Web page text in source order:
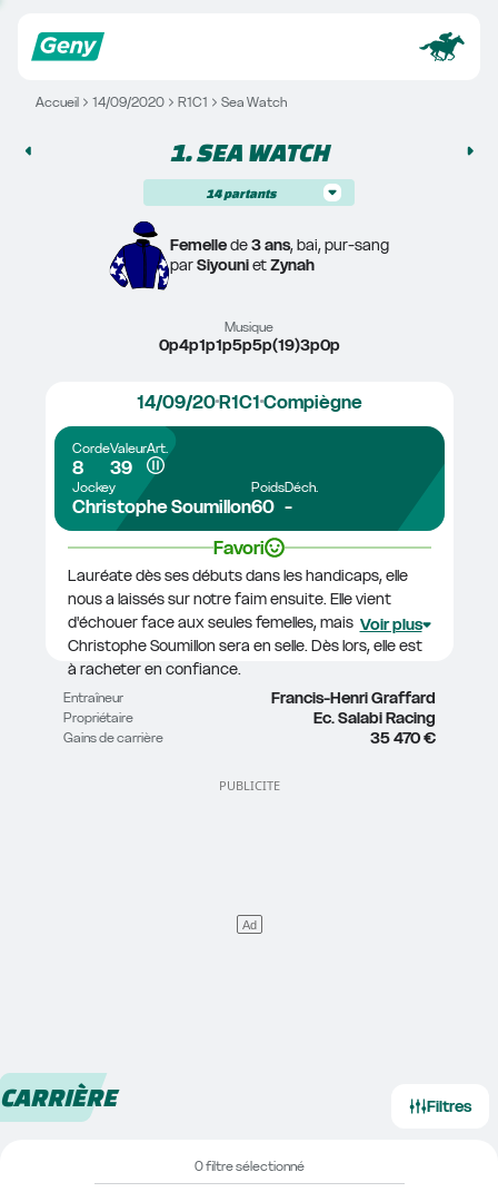
Accueil 14/09/2020 R1C1 Sea Watch
1. SEA WATCH
14 partants
Femelle de 3 ans, bai, pur-sang
par Siyouni et Zynah
Musique
0p4p1p1p5p5p(19)3p0p
14/09/20R1C1Compiègne
Corde
8
Valeur
39
Art.
Jockey
Christophe Soumillon
Poids
60
Déch.
-
Favori
Lauréate dès ses débuts dans les handicaps, elle
nous a laissés sur notre faim ensuite. Elle vient
d'échouer face aux seules femelles, mais
Christophe Soumillon sera en selle. Dès lors, elle est
à racheter en confiance.
Voir plus
Entraîneur Francis-Henri Graffard
Propriétaire Ec. Salabi Racing
Gains de carrière 35 470 €
CARRIÈRE Filtres
0 filtre sélectionné